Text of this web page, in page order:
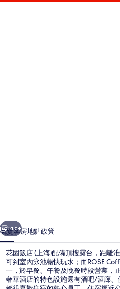
片
集
個 下一個
146+
概覽客房地點政策
花園飯店 (上海)配備頂樓露台，距離
可到室內泳池暢快玩水；而ROSE
一，於早餐、午餐及晚餐時段營業，
奢華酒店的特色設施還有酒吧/酒廊